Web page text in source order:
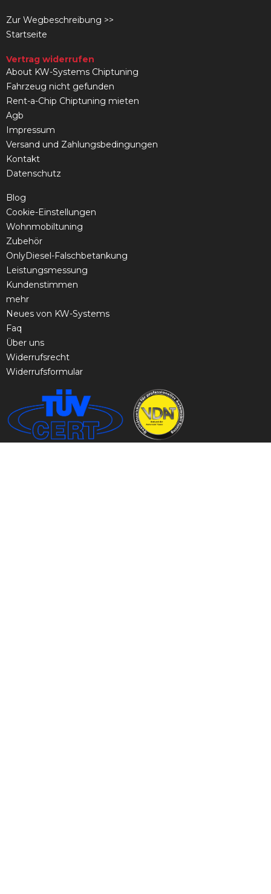
Zur Wegbeschreibung >>
Startseite
Vertrag widerrufen
About KW-Systems Chiptuning
Fahrzeug nicht gefunden
Rent-a-Chip Chiptuning mieten
Agb
Impressum
Versand und Zahlungsbedingungen
Kontakt
Datenschutz
Blog
Cookie-Einstellungen
Wohnmobiltuning
Zubehör
OnlyDiesel-Falschbetankung
Leistungsmessung
Kundenstimmen
mehr
Neues von KW-Systems
Faq
Über uns
Widerrufsrecht
Widerrufsformular